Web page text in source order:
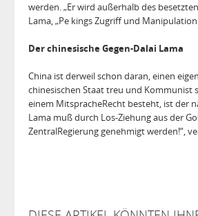
werden. „Er wird außerhalb des
Lama, „Pe kings Zugriff und
Der chinesische Gegen‐Dalai Lama
China ist derweil schon daran, einen
chinesischen Staat treu und Kommunist
einem MitspracheRecht besteht, ist der
Lama muß durch Los‐Ziehung aus der
ZentralRegierung genehmigt werden!“,